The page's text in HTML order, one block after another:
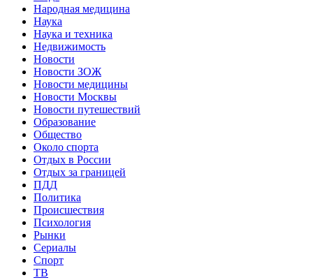
Народная медицина
Наука
Наука и техника
Недвижимость
Новости
Новости ЗОЖ
Новости медицины
Новости Москвы
Новости путешествий
Образование
Общество
Около спорта
Отдых в России
Отдых за границей
ПДД
Политика
Происшествия
Психология
Рынки
Сериалы
Спорт
ТВ